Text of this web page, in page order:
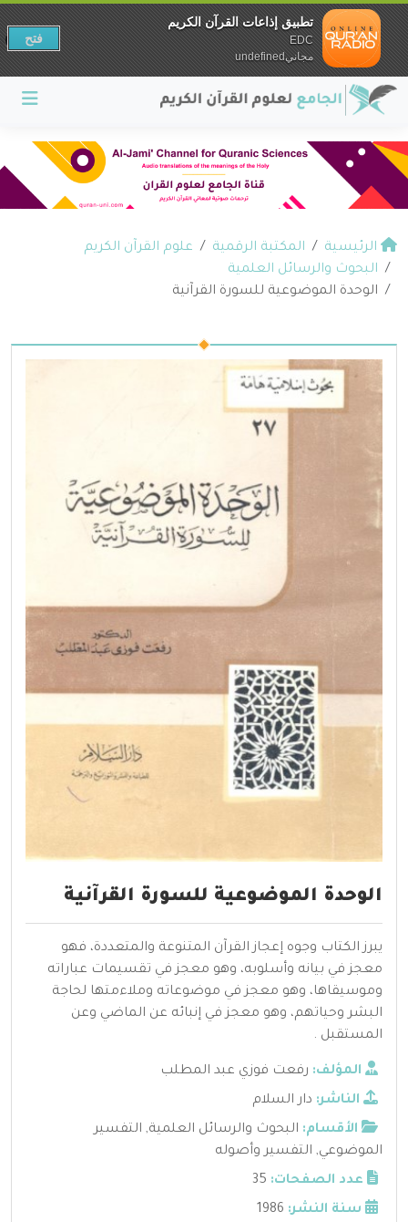
الرئيسية المكتبة الرقمية
علوم القرآن الكريم
البحوث والرسائل العلمية
الوحدة الموضوعية للسورة القرآنية
الوحدة الموضوعية للسورة القرآنية
يبرز الكتاب وجوه إعجاز القرآن المتنوعة والمتعددة، فهو
معجز في بيانه وأسلوبه، وهو معجز في تقسيمات عباراته
وموسيقاها، وهو معجز في موضوعاته وملاءمتها لحاجة
البشر وحياتهم، وهو معجز في إنبائه عن الماضي وعن
المستقبل .
المؤلف: رفعت فوزي عبد المطلب
الناشر: دار السلام
الأقسام: البحوث والرسائل العلمية, التفسير
الموضوعي, التفسير وأصوله
عدد الصفحات: 35
سنة النشر: 1986
تطبيق إذاعات القرآن الكريم
EDC
مجانيundefined
فتح